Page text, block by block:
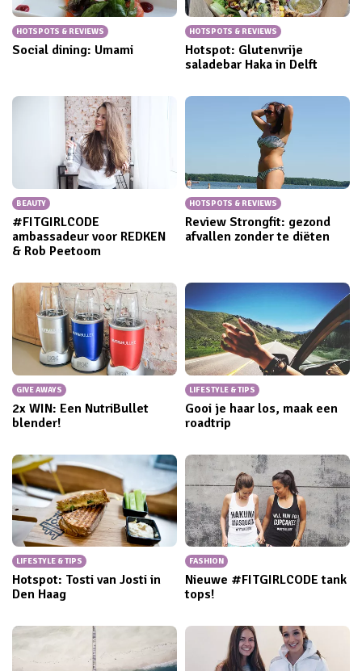
HOTSPOTS & REVIEWS
Social dining: Umami
HOTSPOTS & REVIEWS
Hotspot: Glutenvrije
saladebar Haka in Delft
BEAUTY
#FITGIRLCODE
ambassadeur voor REDKEN
& Rob Peetoom
HOTSPOTS & REVIEWS
Review Strongfit: gezond
afvallen zonder te diëten
GIVE AWAYS
2x WIN: Een NutriBullet
blender!
LIFESTYLE & TIPS
Gooi je haar los, maak een
roadtrip
LIFESTYLE & TIPS
Hotspot: Tosti van Josti in
Den Haag
FASHION
Nieuwe #FITGIRLCODE tank
tops!